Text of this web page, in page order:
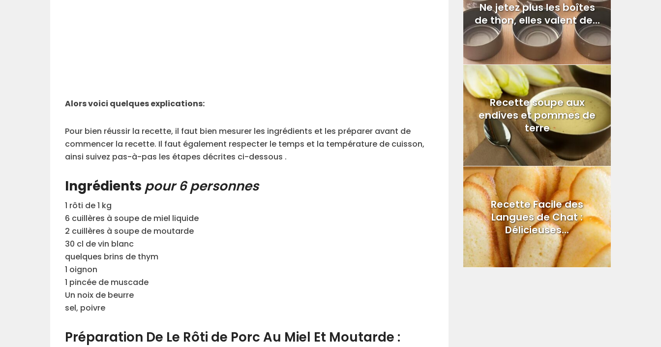
Alors voici quelques explications:
Pour bien réussir la recette, il faut bien mesurer les ingrédients et les préparer avant de
commencer la recette. Il faut également respecter le temps et la température de cuisson,
ainsi suivez pas-à-pas les étapes décrites ci-dessous .
Ingrédients pour 6 personnes
1 rôti de 1 kg
6 cuillères à soupe de miel liquide
2 cuillères à soupe de moutarde
30 cl de vin blanc
quelques brins de thym
1 oignon
1 pincée de muscade
Un noix de beurre
sel, poivre
Préparation De Le Rôti de Porc Au Miel Et Moutarde :
Ne jetez plus les boîtes
de thon, elles valent de...
Recette soupe aux
endives et pommes de
terre
Recette Facile des
Langues de Chat :
Délicieuses...